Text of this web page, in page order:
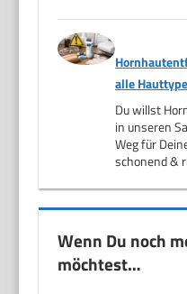
alle
Du willst
in unseren
Weg für
schonend &
Wenn Du noch
möchtest…